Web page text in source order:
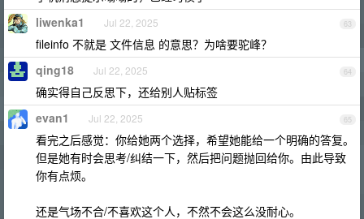
63
liwenka1 Jul 22, 2025
fileinfo 不就是 文件信息 的意思？为啥要驼峰？
64
qing18 Jul 22, 2025
确实得自己反思下，还给别人贴标签
65
evan1 Jul 22, 2025
看完之后感觉：你给她两个选择，希望她能给一个明确的答复。
但是她有时会思考/纠结一下，然后把问题抛回给你。由此导致
你有点烦。
还是气场不合/不喜欢这个人，不然不会这么没耐心。